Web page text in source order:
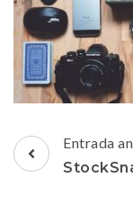
de
Entrada